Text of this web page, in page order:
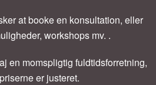
at booke en konsultation, eller
workshops mv. .
en momspligtig fuldtidsforretning,
er justeret.